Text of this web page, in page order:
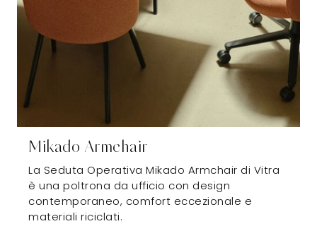
Mikado Armchair
La Seduta Operativa Mikado Armchair di Vitra
è una poltrona da ufficio con design
contemporaneo, comfort eccezionale e
materiali riciclati.